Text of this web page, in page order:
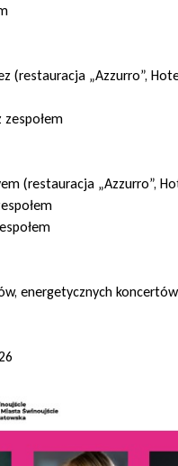
(restauracja „Azzurro”,
(restauracja „Azzurro”,
energetycznych